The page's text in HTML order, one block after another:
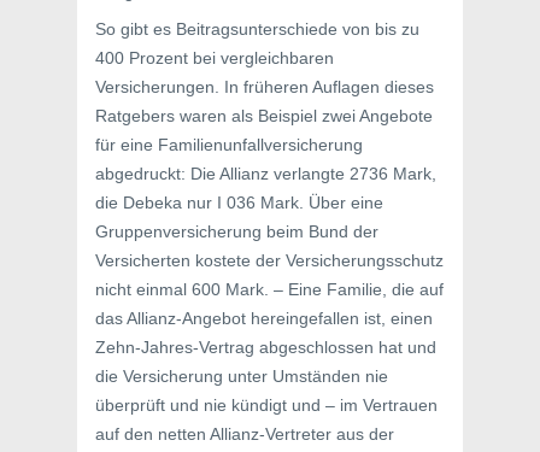
So gibt es Beitragsunterschiede von bis zu
400 Prozent bei vergleichbaren
Versicherungen. In früheren Auflagen dieses
Ratgebers waren als Beispiel zwei Angebote
für eine Familienunfallversicherung
abgedruckt: Die Allianz verlangte 2736 Mark,
die Debeka nur I 036 Mark. Über eine
Gruppenversicherung beim Bund der
Versicherten kostete der Versicherungsschutz
nicht einmal 600 Mark. – Eine Familie, die auf
das Allianz-Angebot hereingefallen ist, einen
Zehn-Jahres-Vertrag abgeschlossen hat und
die Versicherung unter Umständen nie
überprüft und nie kündigt und – im Vertrauen
auf den netten Allianz-Vertreter aus der